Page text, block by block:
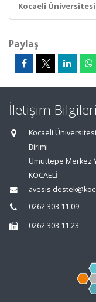
Kocaeli
Paylaş
İletişim Bilgileri
Kocaeli
Birimi
Umuttepe Merkez
KOCAELİ
0262 303 11 09
0262 303 11 23